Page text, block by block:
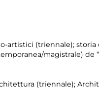
artistici (triennale); storia
magistrale) de
(triennale);